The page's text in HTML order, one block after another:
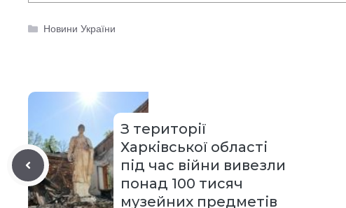
Категорії
Новини України
З території
Харківської області
під час війни вивезли
понад 100 тисяч
музейних предметів